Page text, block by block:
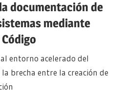
documentación de
mediante
entorno acelerado del
brecha entre la creación de